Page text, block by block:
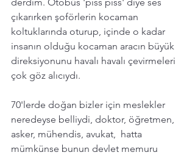
çıkarırken şoförlerin kocaman
koltuklarında oturup, içinde o kadar
insanın olduğu kocaman aracın büyük
direksiyonunu havalı havalı çevirmeleri
çok göz alıcıydı.
70'lerde doğan bizler için meslekler
neredeyse belliydi, doktor, öğretmen,
asker, mühendis, avukat,  hatta
mümkünse bunun devlet memuru